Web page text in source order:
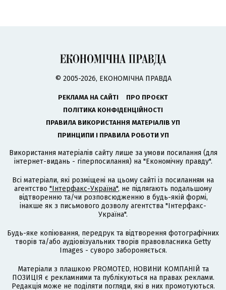
© 2005-2026, ЕКОНОМІЧНА ПРАВДА
РЕКЛАМА НА САЙТІ
ПРО ПРОЄКТ
ПОЛІТИКА КОНФІДЕНЦІЙНОСТІ
ПРАВИЛА ВИКОРИСТАННЯ МАТЕРІАЛІВ УП
ПРИНЦИПИ І ПРАВИЛА РОБОТИ УП
Використання матеріалів сайту лише за умови посилання (для
інтернет-видань - гіперпосилання) на "Економічну правду".
Всі матеріали, які розміщені на цьому сайті із посиланням на
агентство "Інтерфакс-Україна", не підлягають подальшому
відтворенню та/чи розповсюдженню в будь-якій формі,
інакше як з письмового дозволу агентства "Інтерфакс-
Україна".
Будь-яке копіювання, передрук та відтворення фотографічних
творів та/або аудіовізуальних творів правовласника Getty
Images - суворо забороняється.
Матеріали з плашкою PROMOTED, НОВИНИ КОМПАНІЙ та
ПОЗИЦІЯ є рекламними та публікуються на правах реклами.
Редакція може не поділяти погляди, які в них промотуються.